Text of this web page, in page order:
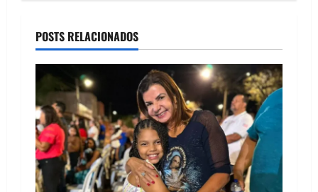
a
v
i
g
a
t
POSTS RELACIONADOS